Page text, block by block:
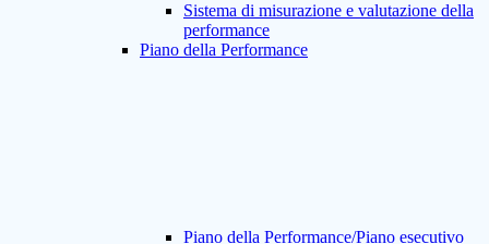
Sistema di misurazione e valutazione della
performance
Piano della Performance
Piano della Performance/Piano esecutivo